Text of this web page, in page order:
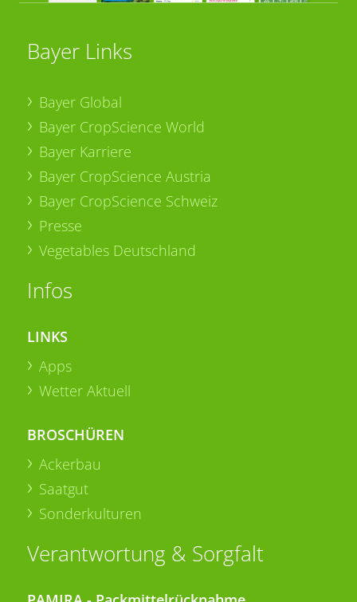
Bayer Links
Bayer Global
Bayer CropScience World
Bayer Karriere
Bayer CropScience Austria
Bayer CropScience Schweiz
Presse
Vegetables Deutschland
Infos
LINKS
Apps
Wetter Aktuell
BROSCHÜREN
Ackerbau
Saatgut
Sonderkulturen
Verantwortung & Sorgfalt